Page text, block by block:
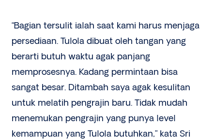
“Bagian tersulit ialah saat kami harus menjaga
persediaan. Tulola dibuat oleh tangan yang
berarti butuh waktu agak panjang
memprosesnya. Kadang permintaan bisa
sangat besar. Ditambah saya agak kesulitan
untuk melatih pengrajin baru. Tidak mudah
menemukan pengrajin yang punya level
kemampuan yang Tulola butuhkan,” kata Sri